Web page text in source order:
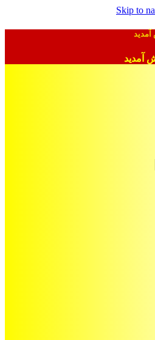
Skip to
آمدید